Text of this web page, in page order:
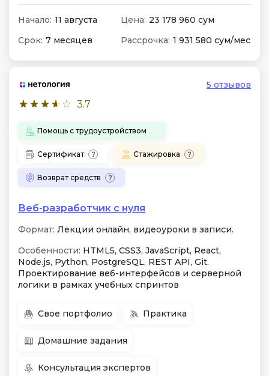
Начало: 11 августа Цена: 23 178 960 сум
Срок: 7 месяцев Рассрочка: 1 931 580 сум/мес
3.7
5 отзывов
Помощь с трудоустройством
Сертификат Стажировка
Возврат средств
Веб-разработчик с нуля
Формат: Лекции онлайн, видеоуроки в записи.
Особенности: HTML5, CSS3, JavaScript, React,
Node.js, Python, PostgreSQL, REST API, Git.
Проектирование веб-интерфейсов и серверной
логики в рамках учебных спринтов
Свое портфолио Практика
Домашние задания
Консультация экспертов